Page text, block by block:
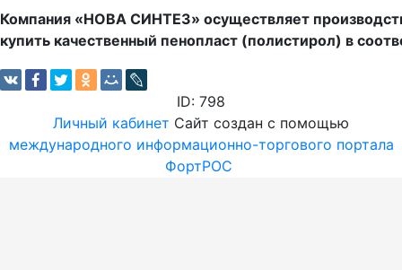
Компания «НОВА СИНТЕЗ» осуществляет
купить качественный пенопласт (полистирол) в
ID: 798
Личный кабинет Сайт создан с помощью
международного информационно-торгового портала
ФортРОС